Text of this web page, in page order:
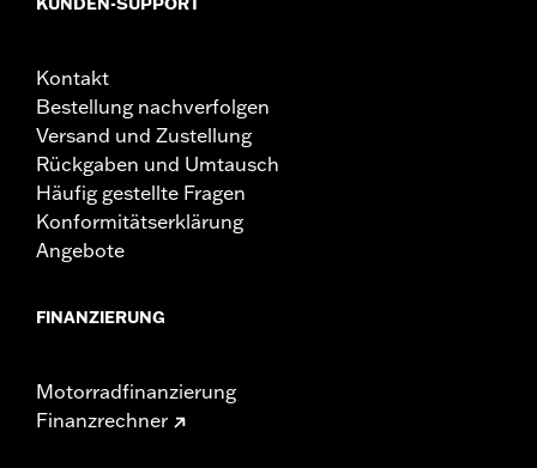
Kontakt
Bestellung nachverfolgen
Versand und Zustellung
Rückgaben und Umtausch
Häufig gestellte Fragen
Konformitätserklärung
Angebote
FINANZIERUNG
Motorradfinanzierung
Finanzrechner